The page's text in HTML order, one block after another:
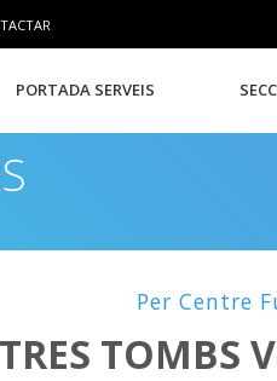
PORTADA SERVEIS
Per Centre
TRES TOMBS